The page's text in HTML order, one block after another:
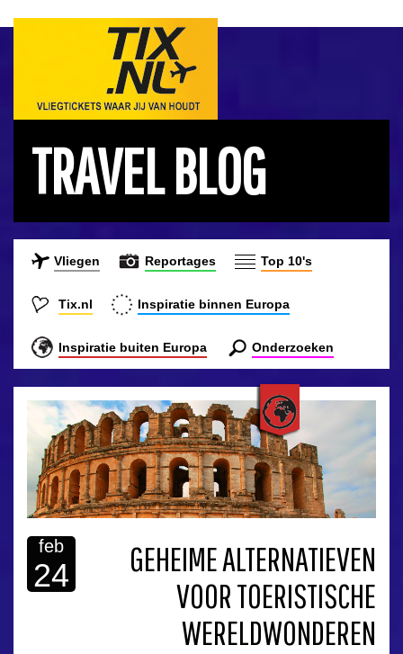
TRAVEL BLOG
Vliegen Reportages Top 10's
Tix.nl Inspiratie binnen Europa
Inspiratie buiten Europa Onderzoeken
feb
24
GEHEIME ALTERNATIEVEN
VOOR TOERISTISCHE
WERELDWONDEREN